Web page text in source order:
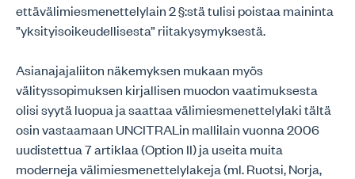
ettävälimiesmenettelylain 2 §:stä tulisi poistaa maininta
”yksityisoikeudellisesta” riitakysymyksestä.
Asianajajaliiton näkemyksen mukaan myös
välityssopimuksen kirjallisen muodon vaatimuksesta
olisi syytä luopua ja saattaa välimiesmenettelylaki tältä
osin vastaamaan UNCITRALin mallilain vuonna 2006
uudistettua 7 artiklaa (Option II) ja useita muita
moderneja välimiesmenettelylakeja (ml. Ruotsi, Norja,